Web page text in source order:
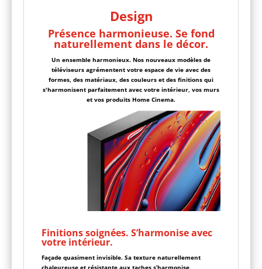
Design
Présence harmonieuse. Se fond
naturellement dans le décor.
Un ensemble harmonieux. Nos nouveaux modèles de
téléviseurs agrémentent votre espace de vie avec des
formes, des matériaux, des couleurs et des finitions qui
s'harmonisent parfaitement avec votre intérieur, vos murs
et vos produits Home Cinema.
Finitions soignées. S’harmonise avec
votre intérieur.
Façade quasiment invisible. Sa texture naturellement
chaleureuse et résistante aux taches s’harmonise